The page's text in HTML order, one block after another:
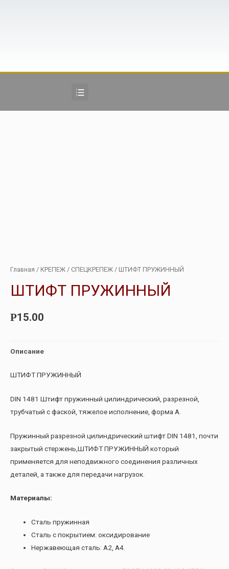
Главная / КРЕПЕЖ / СПЕЦКРЕПЕЖ / ШТИФТ ПРУЖИННЫЙ
ШТИФТ ПРУЖИННЫЙ
Р15.00
Описание
ШТИФТ ПРУЖИННЫЙ
DIN 1481 Штифт пружинный цилиндрический, разрезной,
трубчатый с фаской, тяжелое исполнение, форма А.
Пружинный разрезной цилиндрический штифт DIN 1481, почти
закрытый стержень,ШТИФТ ПРУЖИННЫЙ который
применяется для неподвижного соединения различных
деталей, а также для передачи нагрузок.
Материалы:
Сталь пружинная
Сталь с покрытием: оксидирование
Нержавеющая сталь: А2, А4.